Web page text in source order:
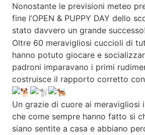
Nonostante le previsioni meteo
fine l’OPEN & PUPPY DAY dello
stato davvero un grande
Oltre 60 meravigliosi cuccioli di
hanno potuto giocare e
padroni imparavano i primi
costruisce il rapporto corretto
Un grazie di cuore ai meravigliosi
che come sempre hanno fatto sì
siano sentite a casa e abbiano